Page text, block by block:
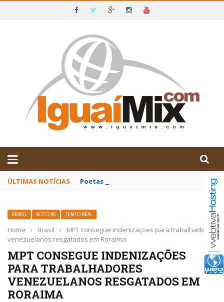
IGUAÍ E SUDOESTE DA BAHIA
ÚLTIMAS NOTÍCIAS Poetas baianos representam o Brasil no
BRASIL NOTÍCIAS TEMPO REAL
Home › Brasil ›
MPT consegue indenizações para trabalhadores
venezuelanos resgatados em Roraima
MPT CONSEGUE INDENIZAÇÕES
PARA TRABALHADORES
VENEZUELANOS RESGATADOS EM
RORAIMA